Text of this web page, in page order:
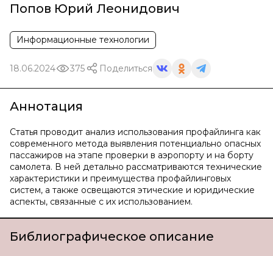
Попов Юрий Леонидович
Информационные технологии
18.06.2024 375 Поделиться
Аннотация
Статья проводит анализ использования профайлинга как
современного метода выявления потенциально опасных
пассажиров на этапе проверки в аэропорту и на борту
самолета. В ней детально рассматриваются технические
характеристики и преимущества профайлинговых
систем, а также освещаются этические и юридические
аспекты, связанные с их использованием.
Библиографическое описание